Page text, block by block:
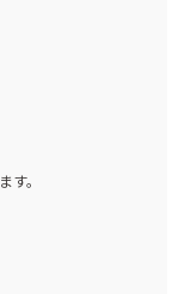
。